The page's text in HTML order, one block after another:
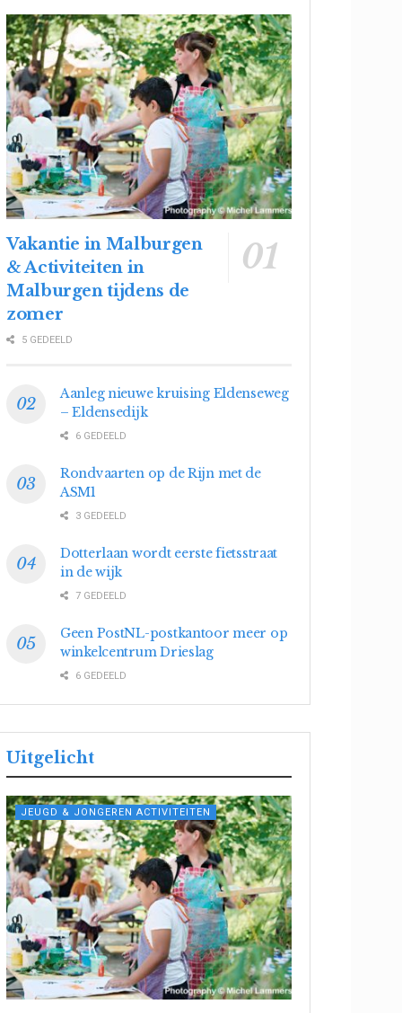
Vakantie in Malburgen
& Activiteiten in
Malburgen tijdens de
zomer
5 GEDEELD
Aanleg nieuwe kruising Eldenseweg
– Eldensedijk
6 GEDEELD
Rondvaarten op de Rijn met de
ASM1
3 GEDEELD
Dotterlaan wordt eerste fietsstraat
in de wijk
7 GEDEELD
Geen PostNL-postkantoor meer op
winkelcentrum Drieslag
6 GEDEELD
Uitgelicht
JEUGD & JONGEREN ACTIVITEITEN